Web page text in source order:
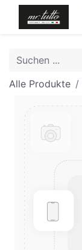
Alle Produkte